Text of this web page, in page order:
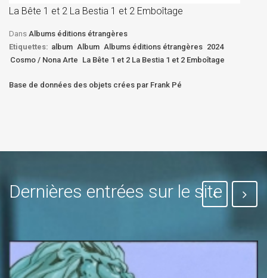
La Bête 1 et 2 La Bestia 1 et 2 Emboîtage
Dans Albums éditions étrangères
Etiquettes: album Album Albums éditions étrangères 2024
Cosmo / Nona Arte La Bête 1 et 2 La Bestia 1 et 2 Emboîtage
Base de données des objets crées par Frank Pé
Dernières entrées sur le site